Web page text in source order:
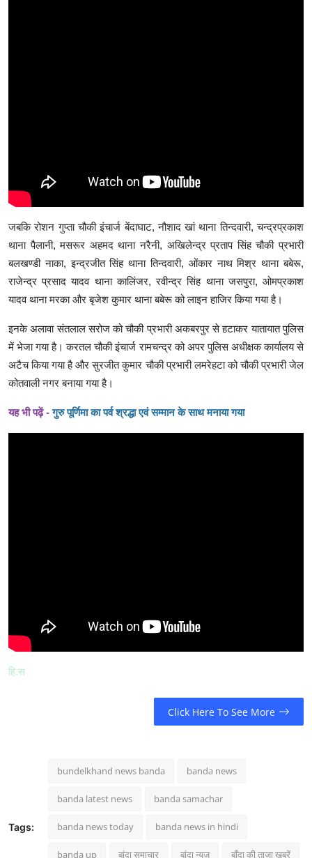
जबकि रोशन गुप्ता चौकी इंचार्ज बेंदाघाट, नौशाद खां थाना तिन्दवारी, चन्द्रप्रकाश
थाना पैलानी, मसरूर अहमद थाना नरैनी, अखिलेन्द्र प्रताप सिंह चौकी प्रभारी
बलखण्डी नाका, इन्द्रजीत सिंह थाना तिन्दवारी, ओंकार नाथ मिश्र थाना बबेरू,
राजेन्द्र प्रसाद यादव थाना कालिंजर, रवीन्द्र सिंह थाना जसपुरा, ओमप्रकाश
यादव थाना मरका और बृजेश कुमार थाना बबेरू को लाइन हाजिर किया गया है।
इनके अलावा संतलाल सरोज को चौकी प्रभारी अकबरपुर से हटाकर यातायात पुलिस
में भेजा गया है। करतल चौकी इंचार्ज रामचन्द्र को अपर पुलिस अधीक्षक कार्यालय से
अटैच किया गया है और सुरजीत कुमार चौकी प्रभारी लमरेहटा को चौकी प्रभारी जेल
कोतवाली नगर बनाया गया है।
यह भी पढ़ें - गुरु पूर्णिमा का पर्व श्रद्धा एवं सम्मान के साथ मनाया गया
हि.स
Click Here To See More
Tags:
bundelkhand news banda banda news
banda latest news banda samachar
banda news today banda news in hindi
banda up बांदा समाचार बांदा न्यूज़ बाँदा की ताजा खबरें